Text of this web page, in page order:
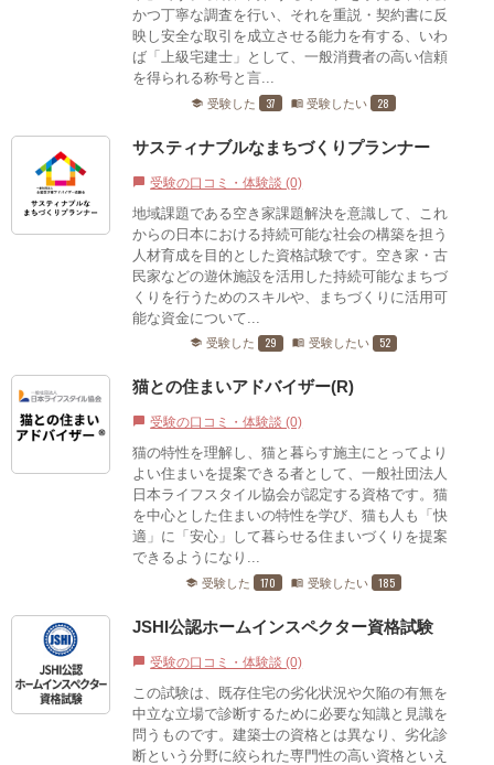
かつ丁寧な調査を行い、それを重説・契約書に反
映し安全な取引を成立させる能力を有する、いわ
ば「上級宅建士」として、一般消費者の高い信頼
を得られる称号と言...
school 受験した 37 menu_book 受験したい 28
サスティナブルなまちづくりプランナー
chat_bubble 受験の口コミ・体験談 (0)
地域課題である空き家課題解決を意識して、これ
からの日本における持続可能な社会の構築を担う
人材育成を目的とした資格試験です。空き家・古
民家などの遊休施設を活用した持続可能なまちづ
くりを行うためのスキルや、まちづくりに活用可
能な資金について...
school 受験した 29 menu_book 受験したい 52
猫との住まいアドバイザー(R)
chat_bubble 受験の口コミ・体験談 (0)
猫の特性を理解し、猫と暮らす施主にとってより
よい住まいを提案できる者として、一般社団法人
日本ライフスタイル協会が認定する資格です。猫
を中心とした住まいの特性を学び、猫も人も「快
適」に「安心」して暮らせる住まいづくりを提案
できるようになり...
school 受験した 170 menu_book 受験したい 185
JSHI公認ホームインスペクター資格試験
chat_bubble 受験の口コミ・体験談 (0)
この試験は、既存住宅の劣化状況や欠陥の有無を
中立な立場で診断するために必要な知識と見識を
問うものです。建築士の資格とは異なり、劣化診
断という分野に絞られた専門性の高い資格といえ